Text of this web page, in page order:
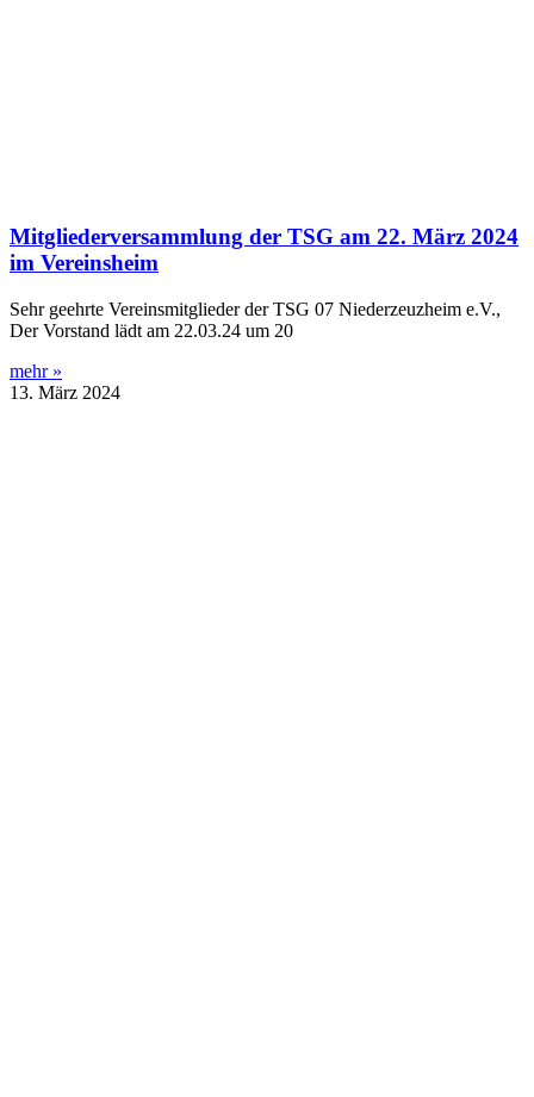
Mitgliederversammlung der TSG am 22. März 2024
im Vereinsheim
Sehr geehrte Vereinsmitglieder der TSG 07 Niederzeuzheim e.V.,
Der Vorstand lädt am 22.03.24 um 20
mehr »
13. März 2024